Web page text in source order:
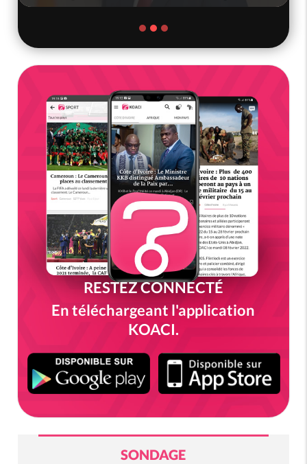
RESTEZ CONNECTÉ
En téléchargeant l'application
KOACI.
SONDAGE